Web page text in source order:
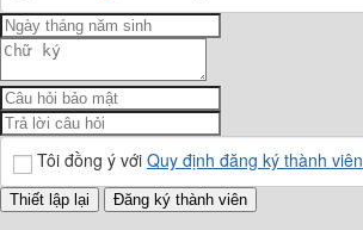
Tôi đồng ý với Quy định đăng ký thành viên